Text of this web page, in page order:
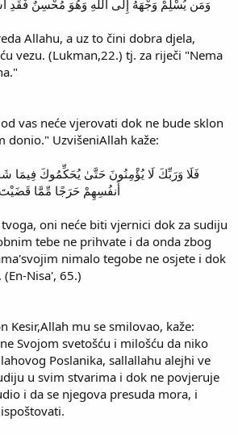
وَمَن يُسْلِمْ وَجْهَهُ إِلَى اللَّهِ وَهُوَ مُحْسِنٌ فَقَدِ
Allahu, a uz to čini dobra djela,
vezu. (Lukman,22.) tj. za riječi "Nema
vas neće vjerovati dok ne bude sklon
donio." UzvišeniAllah kaže:
فَلَا وَرَبِّكَ لَا يُؤْمِنُونَ حَتَّىٰ يُحَكِّمُوكَ فِيمَا
أَنفُسِهِمْ حَرَجًا مِّمَّا قَضَيْتَ
oni neće biti vjernici dok za sudiju
tebe ne prihvate i da onda zbog
nimalo tegobe ne osjete i dok
Nisa', 65.)
Kesir,Allah mu se smilovao, kaže:
Svojom svetošću i milošću da niko
Poslanika, sallallahu alejhi ve
u svim stvarima i dok ne povjeruje
i da se njegova presuda mora, i